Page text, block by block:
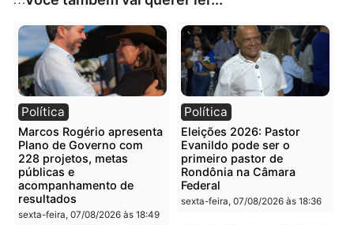
Categorias
Polícia
Você também vai querer ler...